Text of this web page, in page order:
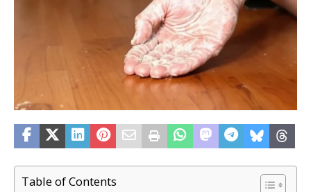
Table of Contents